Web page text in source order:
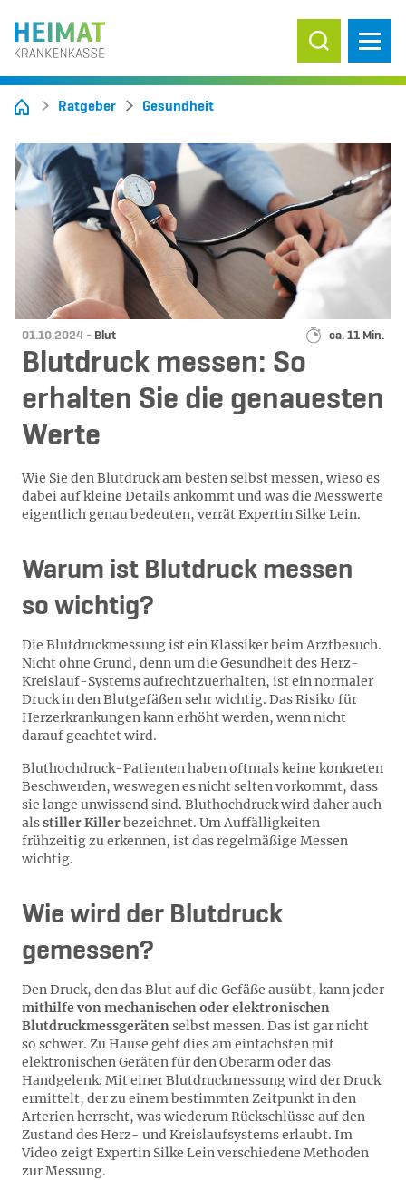
Suche ein-/
Ratgeber Gesundheit
Datum:
01.10.2024 - Kategorie:
Blut Lesedauer:
ca. 11 Min.
Blutdruck messen: So
erhalten Sie die genauesten
Werte
Wie Sie den Blutdruck am besten selbst messen, wieso es
dabei auf kleine Details ankommt und was die Messwerte
eigentlich genau bedeuten, verrät Expertin Silke Lein.
Warum ist Blutdruck messen
so wichtig?
Die Blutdruckmessung ist ein Klassiker beim Arztbesuch.
Nicht ohne Grund, denn um die Gesundheit des Herz-
Kreislauf-Systems aufrechtzuerhalten, ist ein normaler
Druck in den Blutgefäßen sehr wichtig. Das Risiko für
Herzerkrankungen kann erhöht werden, wenn nicht
darauf geachtet wird.
Bluthochdruck-Patienten haben oftmals keine konkreten
Beschwerden, weswegen es nicht selten vorkommt, dass
sie lange unwissend sind. Bluthochdruck wird daher auch
alsstiller Killerbezeichnet. Um Auffälligkeiten
frühzeitig zu erkennen, ist das regelmäßige Messen
wichtig.
Wie wird der Blutdruck
gemessen?
Den Druck, den das Blut auf die Gefäße ausübt, kann jeder
mithilfe von mechanischen oder elektronischen
Blutdruckmessgerätenselbst messen. Das ist gar nicht
so schwer. Zu Hause geht dies am einfachsten mit
elektronischen Geräten für den Oberarm oder das
Handgelenk. Mit einer Blutdruckmessung wird der Druck
ermittelt, der zu einem bestimmten Zeitpunkt in den
Arterien herrscht, was wiederum Rückschlüsse auf den
Zustand des Herz- und Kreislaufsystems erlaubt. Im
Video zeigt Expertin Silke Lein verschiedene Methoden
zur Messung.